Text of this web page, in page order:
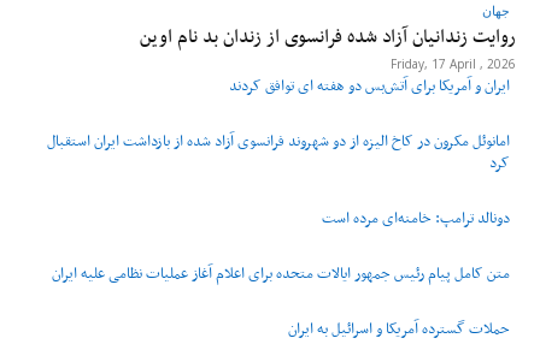
جهان
روایت زندانیان آزاد شده فرانسوی از زندان ‌بد نام اوین
Friday, 17 April , 2026
ایران و آمریکا برای آتش‌بس دو هفته‌ ای توافق کردند
امانوئل مکرون در کاخ الیزه از دو شهروند فرانسوی آزاد شده از بازداشت ایران استقبال
کرد
دونالد ترامپ: خامنه‌ای مرده است
متن کامل پیام رئیس جمهور ایالات متحده برای اعلام آغاز عملیات نظامی علیه ایران
حملات گسترده آمریکا و اسرائیل به ایران